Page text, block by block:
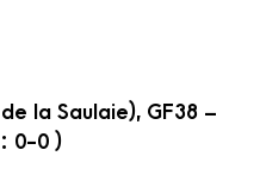
la Saulaie), GF38 –
0-0 )